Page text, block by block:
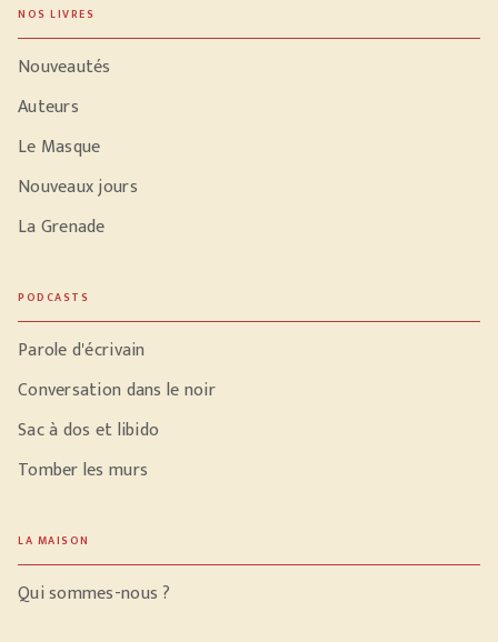
NOS LIVRES
Nouveautés
Auteurs
Le Masque
Nouveaux jours
La Grenade
PODCASTS
Parole d'écrivain
Conversation dans le noir
Sac à dos et libido
Tomber les murs
LA MAISON
Qui sommes-nous ?